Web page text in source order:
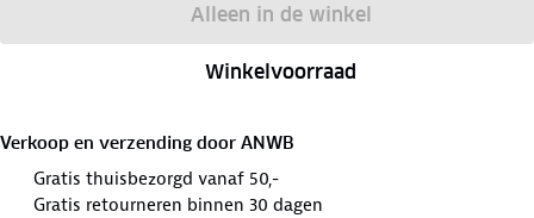
Alleen in de winkel
Winkelvoorraad
Verkoop en verzending door ANWB
Gratis thuisbezorgd vanaf 50,-
Gratis retourneren binnen 30 dagen